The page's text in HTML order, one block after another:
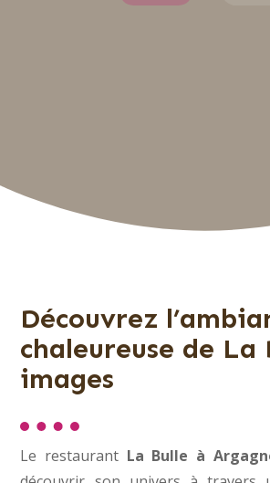
Découvrez
chaleureuse de La
images
Le restaurant La Bulle à